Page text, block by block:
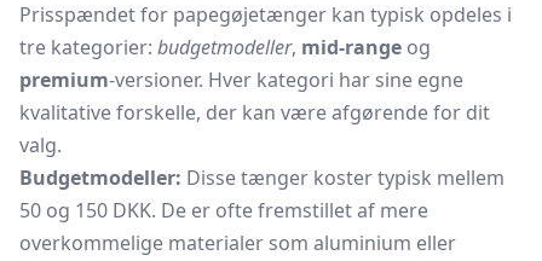
Prisspændet for papegøjetænger kan typisk opdeles i
tre kategorier: budgetmodeller, mid-range og
premium-versioner. Hver kategori har sine egne
kvalitative forskelle, der kan være afgørende for dit
valg.
Budgetmodeller: Disse tænger koster typisk mellem
50 og 150 DKK. De er ofte fremstillet af mere
overkommelige materialer som aluminium eller